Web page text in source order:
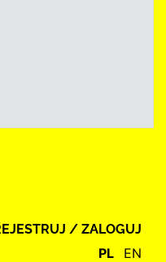
/ ZALOGUJ
PL EN